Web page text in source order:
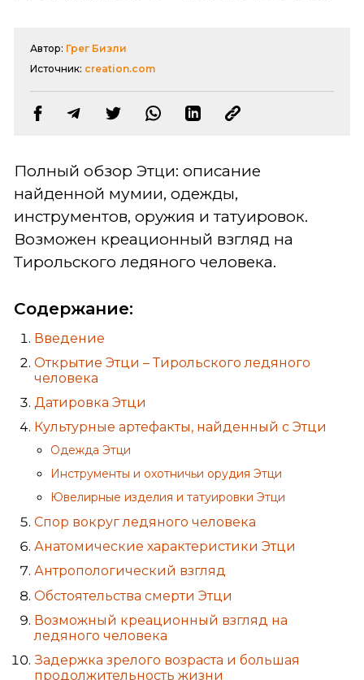
Автор: Грег Бизли
Источник: creation.com
Полный обзор Этци: описание
найденной мумии, одежды,
инструментов, оружия и татуировок.
Возможен креационный взгляд на
Тирольского ледяного человека.
Содержание:
Введение
Открытие Этци – Тирольского ледяного
человека
Датировка Этци
Культурные артефакты, найденный с Этци
Одежда Этци
Инструменты и охотничьи орудия Этци
Ювелирные изделия и татуировки Этци
Спор вокруг ледяного человека
Анатомические характеристики Этци
Антропологический взгляд
Обстоятельства смерти Этци
Возможный креационный взгляд на
ледяного человека
Задержка зрелого возраста и большая
продолжительность жизни